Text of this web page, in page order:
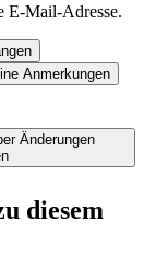
E-Mail-Adresse.
Anmerkungen
Änderungen
diesem